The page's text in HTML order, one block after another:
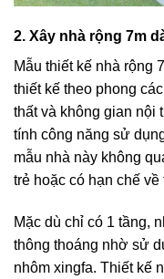
2. Xây nhà rộng 7m
Mẫu thiết kế nhà rộng
thiết kế theo phong
thất và không gian nội
tính công năng sử
mẫu nhà này không
trẻ hoặc có hạn chế về
Mặc dù chỉ có 1 tầng,
thông thoáng nhờ sử
nhôm xingfa. Thiết kế